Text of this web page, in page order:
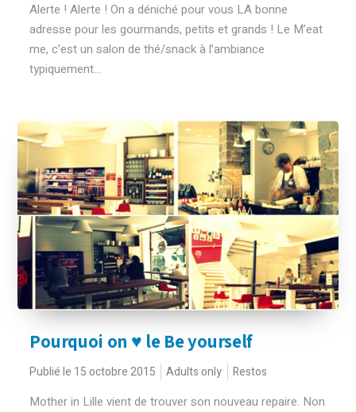
Alerte ! Alerte ! On a déniché pour vous LA bonne
adresse pour les gourmands, petits et grands ! Le M’eat
me, c’est un salon de thé/snack à l’ambiance
typiquement...
Pourquoi on ♥ le Be yourself
Publié le 15 octobre 2015 Adults only Restos
Mother in Lille vient de trouver son nouveau repaire. Non